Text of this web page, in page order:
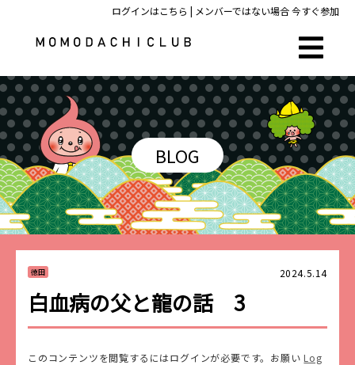
ログインはこちら | メンバーではない場合今すぐ参加
BLOG
徳田 2024.5.14
白血病の父と龍の話 3
このコンテンツを閲覧するにはログインが必要です。お願いLog